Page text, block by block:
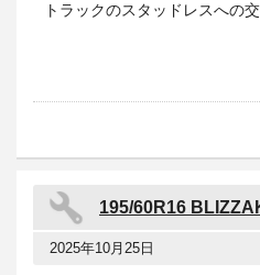
トラックのスタッドレスへの
195/60R16
2025年10月25日